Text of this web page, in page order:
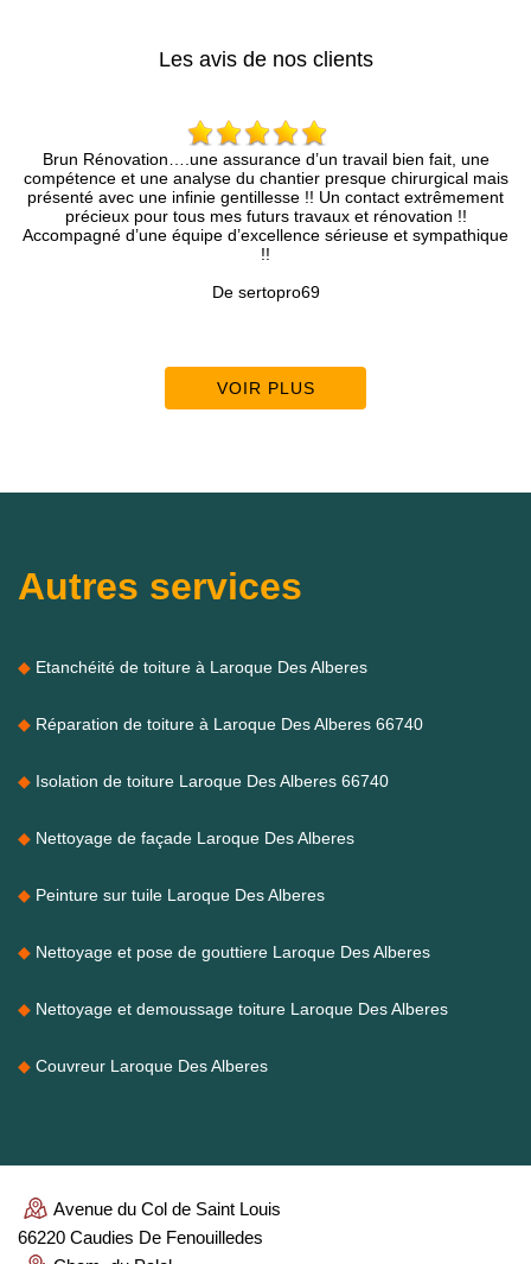
Les avis de nos clients
assurance d’un travail bien fait, une
une analyse du chantier presque chirurgical mais
une infinie gentillesse !! Un contact extrêmement
pour tous mes futurs travaux et rénovation !!
équipe d’excellence sérieuse et sympathique
Entreprise très
rapidement, le
pro.
VOIR PLUS
Autres services
Etanchéité de toiture à Laroque Des Alberes
Réparation de toiture à Laroque Des Alberes 66740
Isolation de toiture Laroque Des Alberes 66740
Nettoyage de façade Laroque Des Alberes
Peinture sur tuile Laroque Des Alberes
Nettoyage et pose de gouttiere Laroque Des Alberes
Nettoyage et demoussage toiture Laroque Des Alberes
Couvreur Laroque Des Alberes
Avenue du Col de Saint Louis
66220 Caudies De Fenouilledes